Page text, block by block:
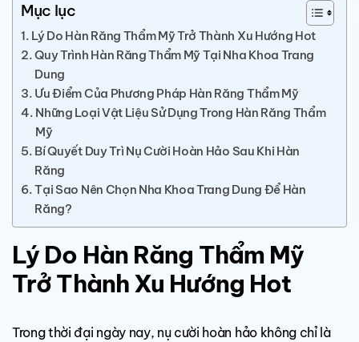
Mục lục
Lý Do Hàn Răng Thẩm Mỹ Trở Thành Xu Hướng Hot
Quy Trình Hàn Răng Thẩm Mỹ Tại Nha Khoa Trang
Dung
Ưu Điểm Của Phương Pháp Hàn Răng Thẩm Mỹ
Những Loại Vật Liệu Sử Dụng Trong Hàn Răng Thẩm
Mỹ
Bí Quyết Duy Trì Nụ Cười Hoàn Hảo Sau Khi Hàn
Răng
Tại Sao Nên Chọn Nha Khoa Trang Dung Để Hàn
Răng?
Lý Do Hàn Răng Thẩm Mỹ
Trở Thành Xu Hướng Hot
Trong thời đại ngày nay, nụ cười hoàn hảo không chỉ là